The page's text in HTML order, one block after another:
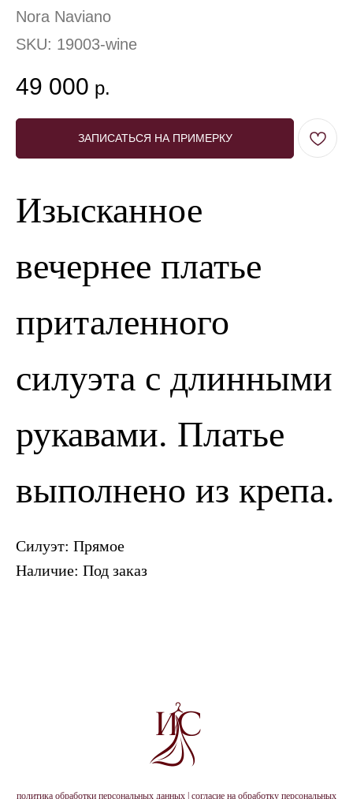
ПОЗВОНИТЬ ЗАПИСАТЬСЯ
Nora Naviano
SKU: 19003-wine
49 000 р.
ЗАПИСАТЬСЯ НА ПРИМЕРКУ
Изысканное
вечернее платье
приталенного
силуэта с длинными
рукавами. Платье
выполнено из крепа.
Силуэт: Прямое
Наличие: Под заказ
политика обработки персональных данных согласие на обработку персональных